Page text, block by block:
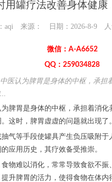
用罐疗法改善身体健康
aqi 来源： 日期：2026-8-9 人
微信：A-A6652
QQ：259034828
医认为脾胃是身体的中枢，承
胃是身体的中枢，承担着消化
这时，脾胃虚虚的问题就出现
等手段使罐具产生负压吸附于
应用历史，其疗效备受推崇。
难以消化，常常导致食欲不振
升脾胃的活力，使得食物在体内